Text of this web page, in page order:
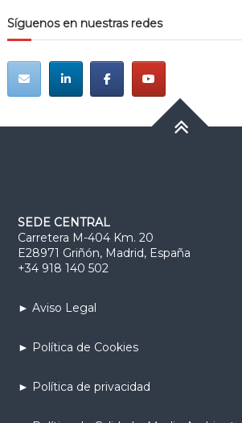
Síguenos en nuestras redes
SEDE CENTRAL
Carretera M-404 Km. 20
E28971 Griñón, Madrid, España
+34 918 140 502
► Aviso Legal
► Política de Cookies
► Política de privacidad